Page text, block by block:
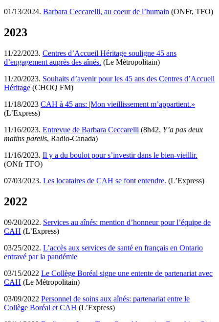
01/13/2024. Barbara Ceccarelli, au coeur de l’humain (ONFr, TFO)
2023
11/22/2023. Centres d’Accueil Héritage souligne 45 ans
d’engagement auprès des aînés. (Le Métropolitain)
11/20/2023. Souhaits d’avenir pour les 45 ans des Centres d’Accueil
Héritage (CHOQ FM)
11/18/2023 CAH à 45 ans: |Mon vieillissement m’appartient.»
(L’Express)
11/16/2023. Entrevue de Barbara Ceccarelli (8h42, Y’a pas deux
matins pareils, Radio-Canada)
11/16/2023. Il y a du boulot pour s’investir dans le bien-vieillir.
(ONfr TFO)
07/03/2023. Les locataires de CAH se font entendre. (L’Express)
2022
09/20/2022. Services au aînés: mention d’honneur pour l’équipe de
CAH (L’Express)
03/25/2022. L’accès aux services de santé en français en Ontario
entravé par la pandémie
03/15/2022 Le Collège Boréal signe une entente de partenariat avec
CAH (Le Métropolitain)
03/09/2022 Personnel de soins aux aînés: partenariat entre le
Collège Boréal et CAH (L’Express)